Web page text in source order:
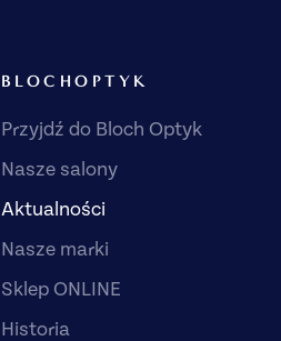
BLOCHOPTYK
Przyjdź do Bloch Optyk
Nasze salony
Aktualności
Nasze marki
Sklep ONLINE
Historia